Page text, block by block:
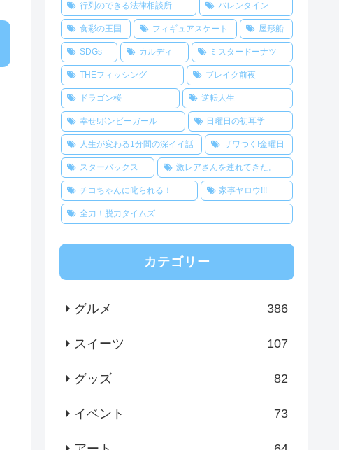
行列のできる法律相談所 バレンタイン
食彩の王国 フィギュアスケート 屋形船
SDGs カルディ ミスタードーナツ
THEフィッシング ブレイク前夜
ドラゴン桜 逆転人生
幸せ!ボンビーガール 日曜日の初耳学
人生が変わる1分間の深イイ話 ザワつく!金曜日
スターバックス 激レアさんを連れてきた。
チコちゃんに叱られる！ 家事ヤロウ!!!
全力！脱力タイムズ
カテゴリー
グルメ 386
スイーツ 107
グッズ 82
イベント 73